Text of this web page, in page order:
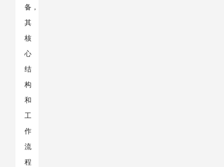
备，
其
核
心
结
构
和
工
作
流
程